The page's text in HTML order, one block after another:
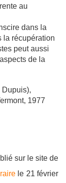
au
dans la
la récupération
peut aussi
de la
1977
sur le site de
le 21 février